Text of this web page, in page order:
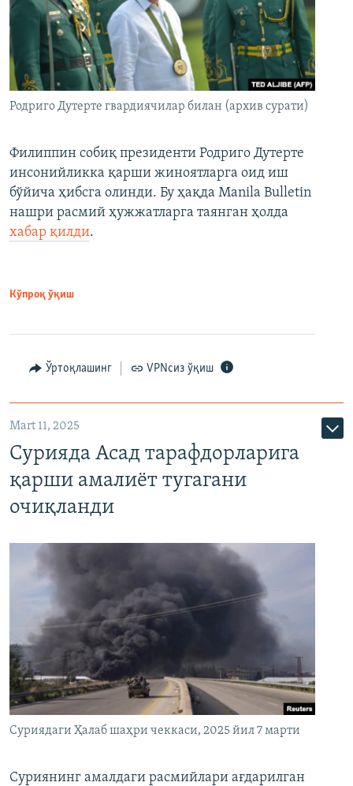
Родриго Дутерте гвардиячилар билан (архив сурати)
Филиппин собиқ президенти Родриго Дутерте
инсонийликка қарши жиноятларга оид иш
бўйича ҳибсга олинди. Бу ҳақда Manila Bulletin
нашри расмий ҳужжатларга таянган ҳолда
хабар қилди.
Кўпроқ ўқиш
Ўртоқлашинг VPNсиз ўқиш
Mart 11, 2025
Сурияда Асад тарафдорларига
қарши амалиёт тугагани
очиқланди
Суриядаги Ҳалаб шаҳри чеккаси, 2025 йил 7 марти
Суриянинг амалдаги расмийлари ағдарилган